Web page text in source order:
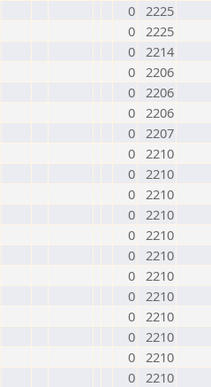
0 2225
0 2225
0 2214
0 2206
0 2206
0 2206
0 2207
0 2210
0 2210
0 2210
0 2210
0 2210
0 2210
0 2210
0 2210
0 2210
0 2210
0 2210
0 2210